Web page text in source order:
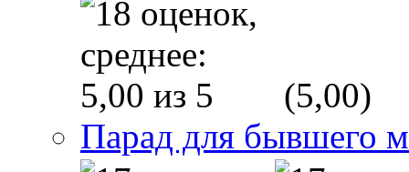
(5,00)
Парад для бывшего